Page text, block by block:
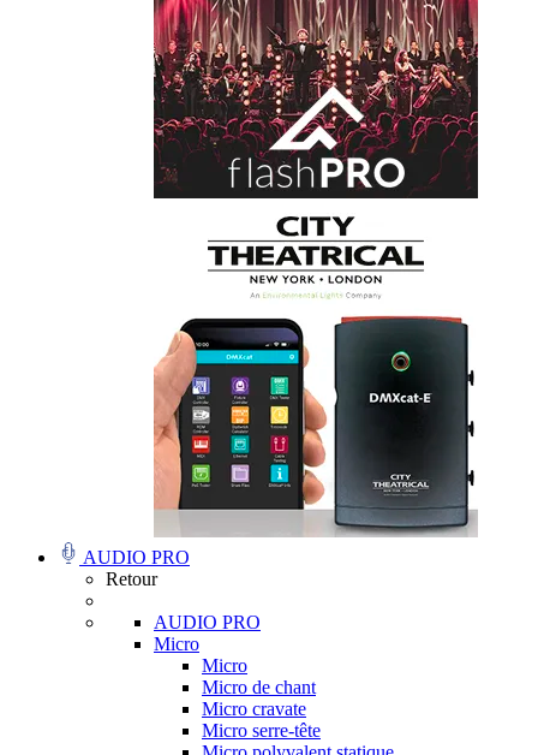
AUDIO PRO
Retour
AUDIO PRO
Micro
Micro
Micro de chant
Micro cravate
Micro serre-tête